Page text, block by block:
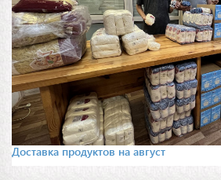
Доставка продуктов на август